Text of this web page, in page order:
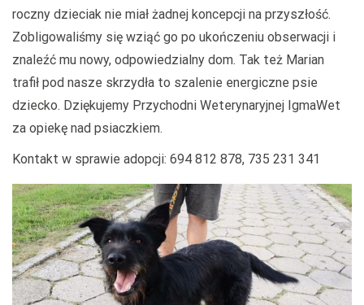
roczny dzieciak nie miał żadnej koncepcji na przyszłość.
Zobligowaliśmy się wziąć go po ukończeniu obserwacji i
znaleźć mu nowy, odpowiedzialny dom. Tak też Marian
trafił pod nasze skrzydła to szalenie energiczne psie
dziecko. Dziękujemy Przychodni Weterynaryjnej IgmaWet
za opiekę nad psiaczkiem.
Kontakt w sprawie adopcji: 694 812 878, 735 231 341